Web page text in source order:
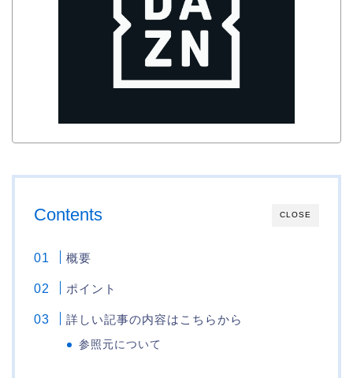
CLOSE
Contents
概要
ポイント
詳しい記事の内容はこちらから
参照元について